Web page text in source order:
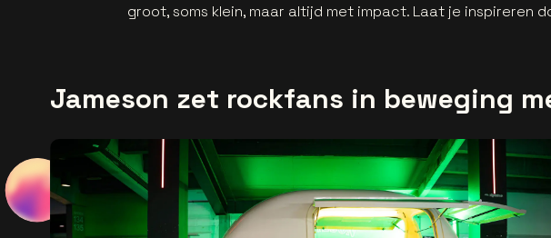
groot, soms klein, maar altijd met impact. Laat je inspireren
Jameson zet rockfans in beweging